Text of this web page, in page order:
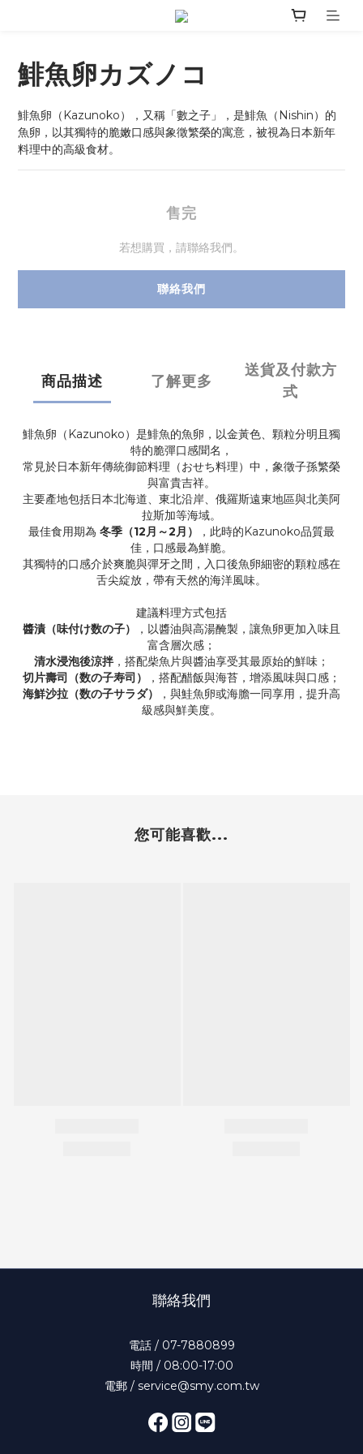
鯡魚卵カズノコ
鯡魚卵（Kazunoko），又稱「數之子」，是鯡魚（Nishin）的
魚卵，以其獨特的脆嫩口感與象徵繁榮的寓意，被視為日本新年
料理中的高級食材。
售完
若想購買，請聯絡我們。
聯絡我們
商品描述 了解更多
送貨及付款方
式
鯡魚卵（Kazunoko）是鯡魚的魚卵，以金黃色、顆粒分明且獨
特的脆彈口感聞名，
常見於日本新年傳統御節料理（おせち料理）中，象徵子孫繁榮
與富貴吉祥。
主要產地包括日本北海道、東北沿岸、俄羅斯遠東地區與北美阿
拉斯加等海域。
最佳食用期為 冬季（12月～2月）
，此時的Kazunoko品質最
佳，口感最為鮮脆。
其獨特的口感介於爽脆與彈牙之間，入口後魚卵細密的顆粒感在
舌尖綻放，帶有天然的海洋風味。
建議料理方式包括
醬漬（味付け数の子）
，以醬油與高湯醃製，讓魚卵更加入味且
富含層次感；
清水浸泡後涼拌 ，搭配柴魚片與醬油享受其最原始的鮮味；
切片壽司（数の子寿司）
，搭配醋飯與海苔，增添風味與口感；
海鮮沙拉（数の子サラダ）
，與鮭魚卵或海膽一同享用，提升高
級感與鮮美度。
您可能喜歡...
聯絡我們
電話 / 07-7880899
時間 / 08:00-17:00
電郵 / service@smy.com.tw